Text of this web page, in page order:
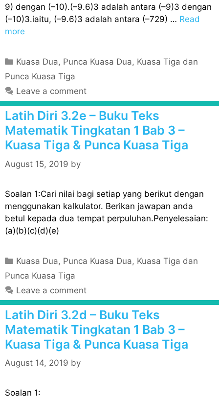
9) dengan (–10).(–9.6)3 adalah antara (–9)3 dengan
(–10)3.iaitu, (–9.6)3 adalah antara (–729) … Read
more
C
a
e
g
o
r
i
s
Kuasa Dua, Punca Kuasa Dua, Kuasa Tiga dan
Punca Kuasa Tiga
Leave a comment
Latih Diri 3.2e – Buku Teks
Matematik Tingkatan 1 Bab 3 –
Kuasa Tiga & Punca Kuasa Tiga
August 15, 2019 by
Soalan 1:Cari nilai bagi setiap yang berikut dengan
menggunakan kalkulator. Berikan jawapan anda
betul kepada dua tempat perpuluhan.Penyelesaian:
(a)(b)(c)(d)(e)
C
a
e
g
o
r
i
s
Kuasa Dua, Punca Kuasa Dua, Kuasa Tiga dan
Punca Kuasa Tiga
Leave a comment
Latih Diri 3.2d – Buku Teks
Matematik Tingkatan 1 Bab 3 –
Kuasa Tiga & Punca Kuasa Tiga
August 14, 2019 by
Soalan 1: